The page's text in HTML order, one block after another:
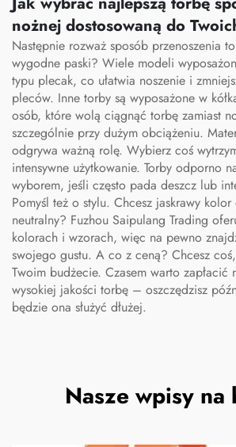
duffel
nożnej dostosowaną do
Następnie rozważ sposób przenoszenia
wygodne paski? Wiele modeli
typu plecak, co ułatwia noszenie i
pleców. Inne torby są wyposażone w
osób, które wolą ciągnąć torbę zamiast
szczególnie przy dużym obciążeniu.
odgrywa ważną rolę. Wybierz coś
intensywne użytkowanie. Torby odporno
wyborem, jeśli często pada deszcz lub
Pomyśl też o stylu. Chcesz jaskrawy
neutralny? Fuzhou Saipulang Trading
kolorach i wzorach, więc na pewno
swojego gustu. A co z ceną? Chcesz
Twoim budżecie. Czasem warto zapłacić
wysokiej jakości torbę – oszczędzisz
będzie ona służyć dłużej.
Nasze wpisy na